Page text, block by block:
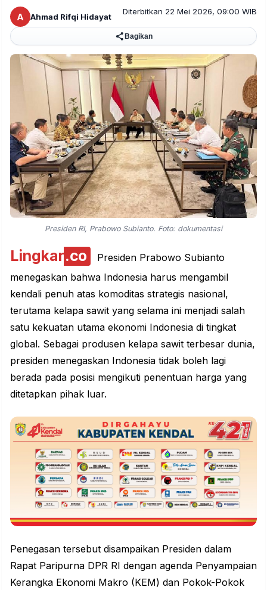
A Ahmad Rifqi Hidayat
Diterbitkan 22 Mei 2026, 09:00 WIB
Bagikan
Presiden RI, Prabowo Subianto. Foto: dokumentasi
Lingkar.co
Presiden Prabowo Subianto
menegaskan bahwa Indonesia harus mengambil
kendali penuh atas komoditas strategis nasional,
terutama kelapa sawit yang selama ini menjadi salah
satu kekuatan utama ekonomi Indonesia di tingkat
global. Sebagai produsen kelapa sawit terbesar dunia,
presiden menegaskan Indonesia tidak boleh lagi
berada pada posisi mengikuti penentuan harga yang
ditetapkan pihak luar.
Penegasan tersebut disampaikan Presiden dalam
Rapat Paripurna DPR RI dengan agenda Penyampaian
Kerangka Ekonomi Makro (KEM) dan Pokok-Pokok